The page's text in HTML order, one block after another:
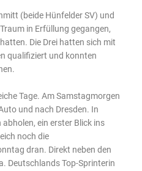
(beide Hünfelder SV) und
in Erfüllung gegangen,
Die Drei hatten sich mit
qualifiziert und konnten
Tage. Am Samstagmorgen
und nach Dresden. In
ein erster Blick ins
noch die
dran. Direkt neben den
Deutschlands Top-Sprinterin